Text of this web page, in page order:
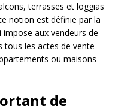
terrasses et loggias
notion est définie par la
aux vendeurs de
tous les actes de vente
ou maisons
de